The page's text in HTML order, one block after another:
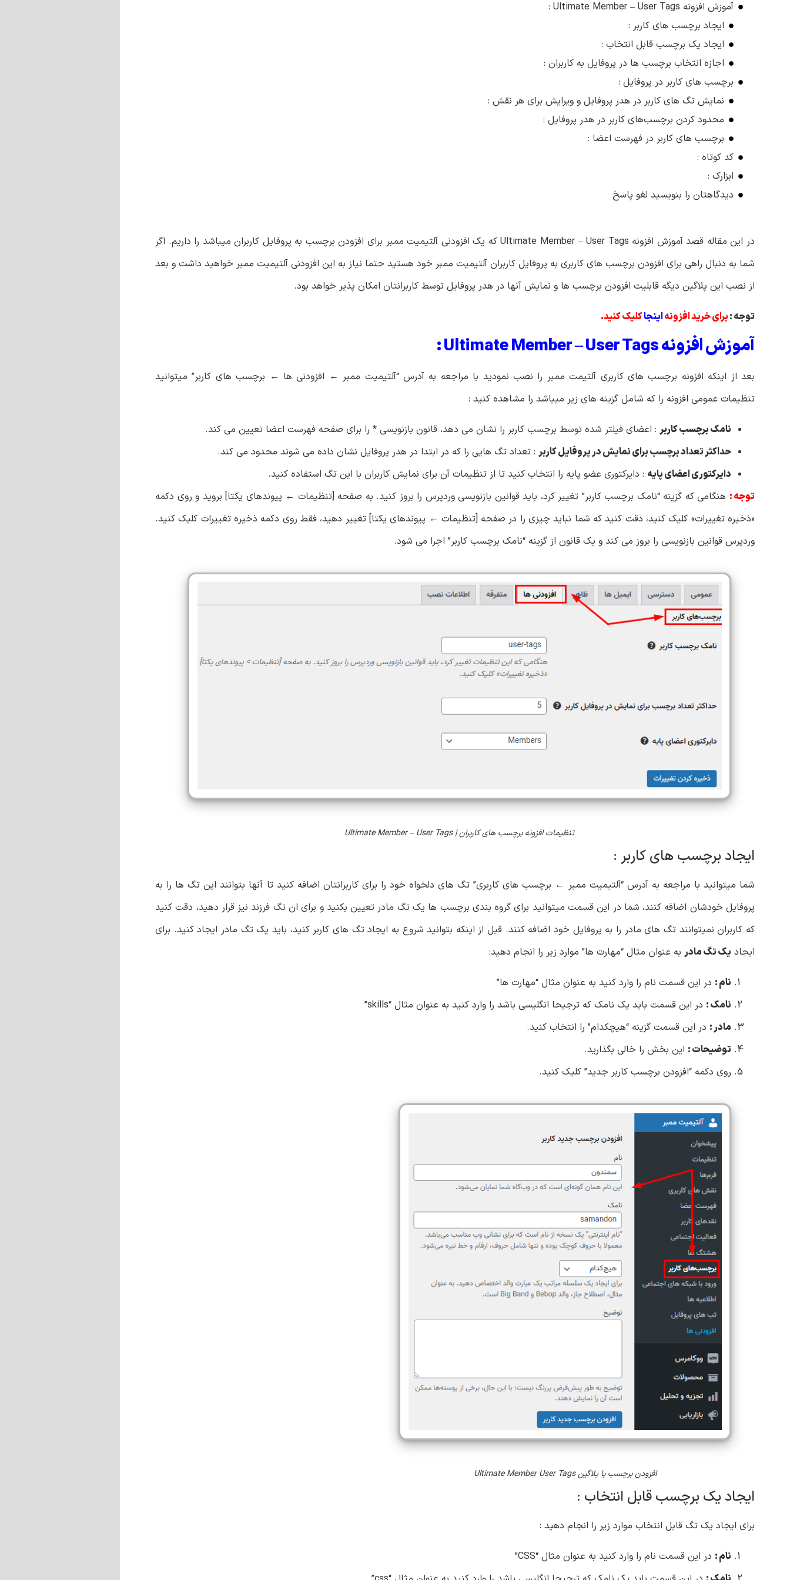
آموزش افزونه Ultimate Member – User Tags :
ایجاد برچسب های کاربر :
ایجاد یک برچسب قابل انتخاب :
اجازه انتخاب برچسب ها در پروفایل به کاربران :
برچسب های کاربر در پروفایل :
نمایش تگ های کاربر در هدر پروفایل و ویرایش برای هر نقش :
محدود کردن برچسب‌های کاربر در هدر پروفایل :
برچسب های کاربر در فهرست اعضا :
کد کوتاه :
ابزارک :
دیدگاهتان را بنویسید لغو پاسخ
در این مقاله قصد آموزش افزونه Ultimate Member – User Tags که یک افزودنی آلتیمیت ممبر برای افزودن برچسب به پروفایل کاربران میباشد را داریم. اگر
شما به دنبال راهی برای افزودن برچسب های کاربری به پروفایل کاربران آلتیمیت ممبر خود هستید حتما نیاز به این افزودنی آلتیمیت ممبر خواهید داشت و بعد
از نصب این پلاگین دیگه قابلیت افزودن برچسب ها و نمایش آنها در هدر پروفایل توسط کاربرانتان امکان پذیر خواهد بود.
توجه :برای خرید افزونهاینجاکلیک کنید.
آموزش افزونه Ultimate Member – User Tags :
بعد از اینکه افزونه برچسب های کاربری آلتیمت ممبر را نصب نمودید با مراجعه به آدرس “آلتیمیت ممبر ← افزودنی ها ← برچسب های کاربر” میتوانید
تنظیمات عمومی افزونه را که شامل گزینه های زیر میباشد را مشاهده کنید :
نامک برچسب کاربر : اعضای فیلتر شده توسط برچسب کاربر را نشان می دهد، قانون بازنویسی * را برای صفحه فهرست اعضا تعیین می کند.
حداکثر تعداد برچسب برای نمایش در پروفایل کاربر : تعداد تگ هایی را که در ابتدا در هدر پروفایل نشان داده می شوند محدود می کند.
دایرکتوری اعضای پایه : دایرکتوری عضو پایه را انتخاب کنید تا از تنظیمات آن برای نمایش کاربران با این تگ استفاده کنید.
توجه : هنگامی که گزینه “نامک برچسب کاربر” تغییر کرد، باید قوانین بازنویسی وردپرس را بروز کنید. به صفحه [تنظیمات ← پیوندهای یکتا] بروید و روی دکمه
«ذخیره تغییرات» کلیک کنید، دقت کنید که شما نباید چیزی را در صفحه [تنظیمات ← پیوندهای یکتا] تغییر دهید، فقط روی دکمه ذخیره تغییرات کلیک کنید.
وردپرس قوانین بازنویسی را بروز می کند و یک قانون از گزینه “نامک برچسب کاربر” اجرا می شود.
تنظیمات افزونه برچسب های کاربران | Ultimate Member – User Tags
ایجاد برچسب های کاربر :
شما میتوانید با مراجعه به آدرس “آلتیمیت ممبر ← برچسب های کاربری” تگ های دلخواه خود را برای کاربرانتان اضافه کنید تا آنها بتوانند این تگ ها را به
پروفایل خودشان اضافه کنند، شما در این قسمت میتوانید برای گروه بندی برچسب ها یک تگ مادر تعیین بکنید و برای ان تگ فرزند نیز قرار دهید، دقت کنید
که کاربران نمیتوانند تگ های مادر را به پروفایل خود اضافه کنند. قبل از اینکه بتوانید شروع به ایجاد تگ های کاربر کنید، باید یک تگ مادر ایجاد کنید. برای
ایجاد یک تگ مادر به عنوان مثال “مهارت ها” موارد زیر را انجام دهید:
نام : در این قسمت نام را وارد کنید به عنوان مثال “مهارت ها”
نامک : در این قسمت باید یک نامک که ترجیحا انگلیسی باشد را وارد کنید به عنوان مثال “skills”
مادر : در این قسمت گزینه “هیچکدام” را انتخاب کنید.
توضیحات : این بخش را خالی بگذارید.
روی دکمه “افزودن برچسب کاربر جدید” کلیک کنید.
افزودن برچسب با پلاگین Ultimate Member User Tags
ایجاد یک برچسب قابل انتخاب :
برای ایجاد یک تگ قابل انتخاب موارد زیر را انجام دهید :
نام : در این قسمت نام را وارد کنید به عنوان مثال “CSS”